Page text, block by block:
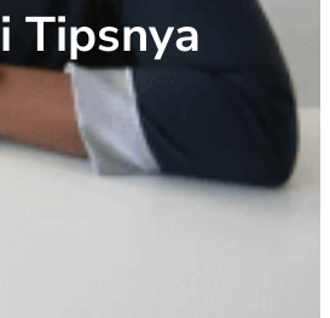
Tipsnya